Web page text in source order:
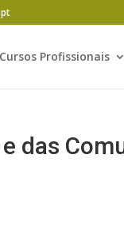
Cursos Profissionais
das